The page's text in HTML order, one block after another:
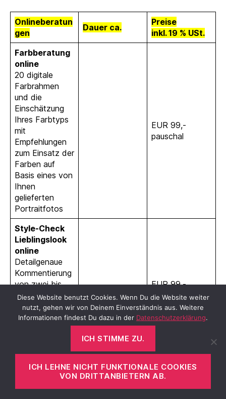
Onlineberatun
gen
Dauer ca.
Preise
inkl. 19 % USt.
Farbberatung
online
20 digitale
Farbrahmen
und die
Einschätzung
Ihres Farbtyps
mit
Empfehlungen
zum Einsatz der
Farben auf
Basis eines von
Ihnen
gelieferten
Portraitfotos
EUR 99,-
pauschal
Style-Check
Lieblingslook
online
Detailgenaue
Kommentierung
von zwei bis
drei
Lieblingsoutfits
und einem
EUR 99,-
pauschal
Style-Check
Diese Website benutzt Cookies. Wenn Du die Website weiter
nutzt, gehen wir von Deinem Einverständnis aus. Weitere
Informationen findest Du dazu in der Datenschutzerklärung.
ICH STIMME ZU.
ICH LEHNE NICHT FUNKTIONALE COOKIES
VON DRITTANBIETERN AB.